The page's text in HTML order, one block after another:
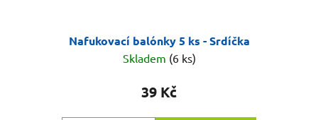
Nafukovací balónky 5 ks - Srdíčka
Skladem (6 ks)
39 Kč